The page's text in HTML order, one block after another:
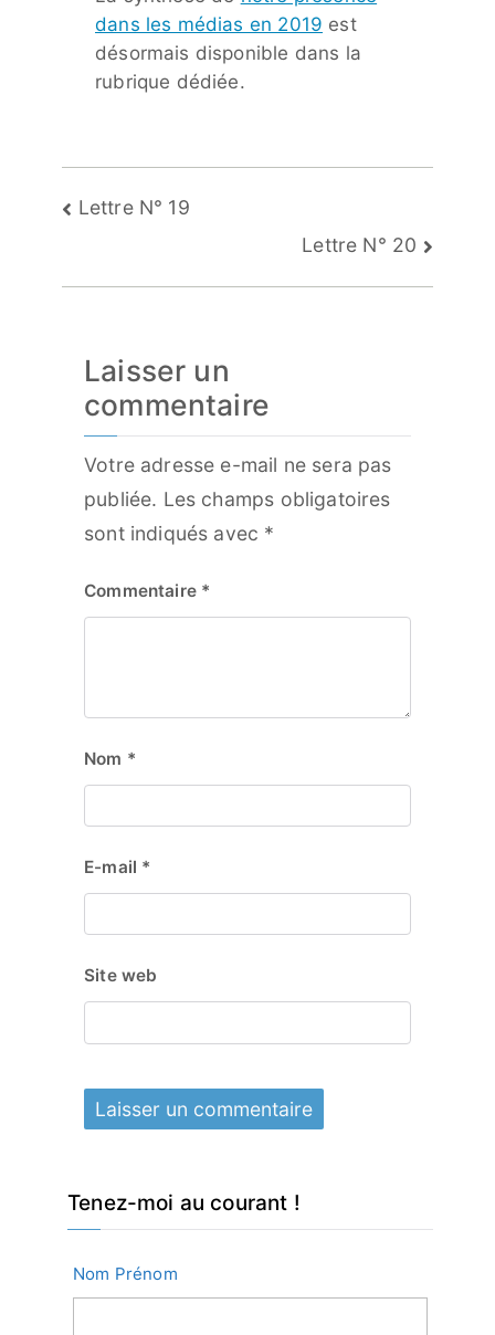
dans les médias en 2019 est
désormais disponible dans la
rubrique dédiée.
Navigation
l’article
Lettre N° 19
Lettre N° 20
Laisser un
commentaire
Votre adresse e-mail ne sera pas
publiée. Les champs obligatoires
sont indiqués avec *
Commentaire *
Nom *
E-mail *
Site web
Tenez-moi au courant !
Nom Prénom